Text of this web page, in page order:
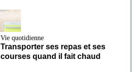
Vie quotidienne
Transporter ses repas et ses
courses quand il fait chaud